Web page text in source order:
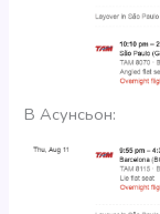
В Асунсьон: